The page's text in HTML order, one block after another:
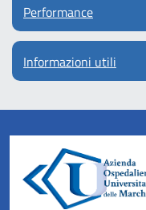
Performance
Informazioni utili